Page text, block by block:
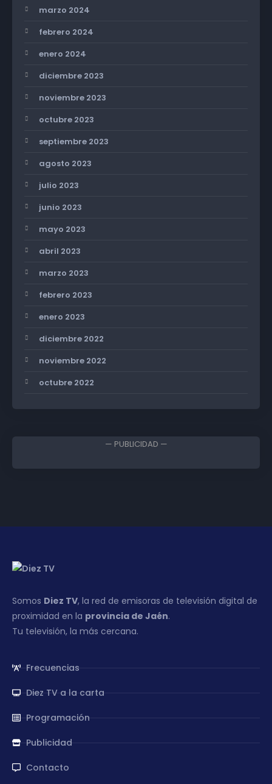
marzo 2024
febrero 2024
enero 2024
diciembre 2023
noviembre 2023
octubre 2023
septiembre 2023
agosto 2023
julio 2023
junio 2023
mayo 2023
abril 2023
marzo 2023
febrero 2023
enero 2023
diciembre 2022
noviembre 2022
octubre 2022
— PUBLICIDAD —
Somos Diez TV, la red de emisoras de televisión digital de
proximidad en la provincia de Jaén.
Tu televisión, la más cercana.
Frecuencias
Diez TV a la carta
Programación
Publicidad
Contacto